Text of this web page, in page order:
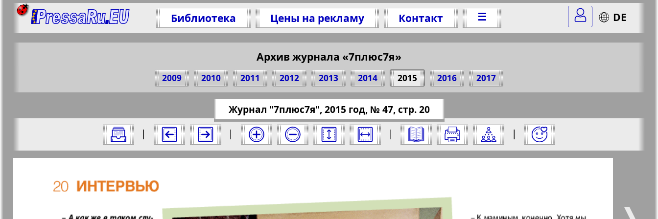
Библиотека Цены на рекламу Контакт ☰ DE
Архив журнала «7плюс7я»
2009 2010 2011 2012 2013 2014 2015 2016 2017
Все номера журнала "7плюс7я" за 2015 год. Выберите номер и нажмите на него:
Журнал "7плюс7я", 2015 год, № 47, стр. 20
|
| | |
Страницы журнала "7плюс7я". Номер: 47, 2015 год. Выберите страницу и нажмите на нее:
1 2 3 4 5
Отправить
Поделитесь 20 стр. журнала "7плюс7я", № 47, 2015 г.
(Нажмите, чтобы скопировать ссылку)
https://pressaru.eu/?pub=7-plus-semya&god=2015&nomer=47&str=20
Баден-
Берлинский
Все pro все